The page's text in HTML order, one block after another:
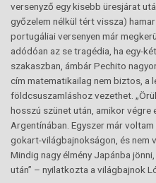
versenyző egy kisebb üresjárat
győzelem nélkül tért vissza)
portugáliai versenyen már
adódóan az se tragédia, ha egy-
szakaszban, ámbár Pechito
cím matematikailag nem biztos, a
földcsuszamláshoz vezethet.
hosszú szünet után, amikor végre
Argentínában. Egyszer már
gokart-világbajnokságon, és nem
Mindig nagy élmény Japánba
után” – nyilatkozta a világbajnok